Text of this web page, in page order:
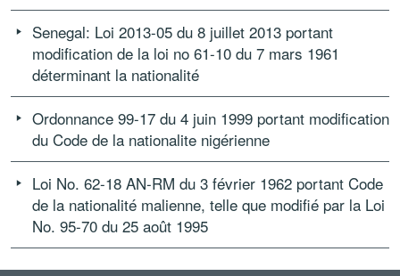
Senegal: Loi 2013-05 du 8 juillet 2013 portant
modification de la loi no 61-10 du 7 mars 1961
déterminant la nationalité
Ordonnance 99-17 du 4 juin 1999 portant modification
du Code de la nationalite nigérienne
Loi No. 62-18 AN-RM du 3 février 1962 portant Code
de la nationalité malienne, telle que modifié par la Loi
No. 95-70 du 25 août 1995